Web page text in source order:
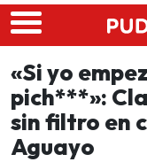
Skip to main content
«Si yo
pich***»:
sin filtro en
Aguayo